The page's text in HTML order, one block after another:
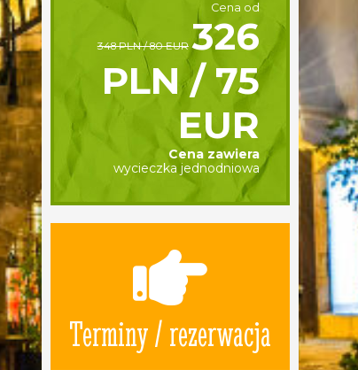
Cena od
348 PLN / 80 EUR 326
PLN / 75
EUR
Cena zawiera
wycieczka jednodniowa
Terminy / rezerwacja